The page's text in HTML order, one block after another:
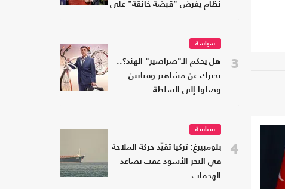
نظام يفرض "قبضة خانقة" على
3
سياسة
هل يحكم الـ"صراصير" الهند؟..
نخبرك عن مشاهير وفنانين
وصلوا إلى السلطة
4
سياسة
بلومبيرغ: تركيا تقيّد حركة الملاحة
في البحر الأسود عقب تصاعد
الهجمات